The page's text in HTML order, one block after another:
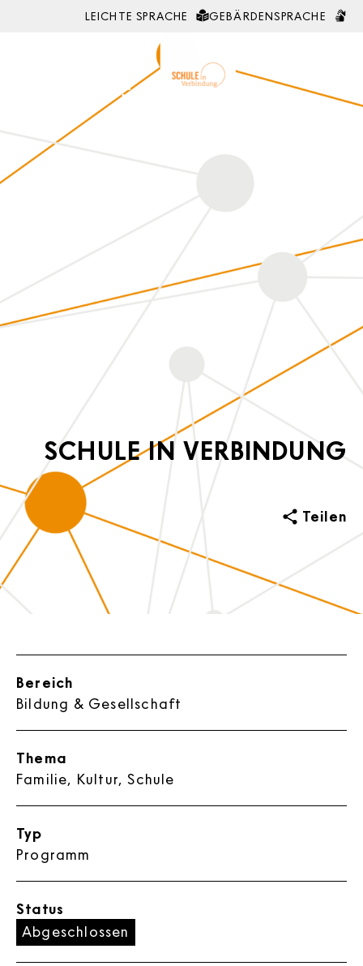
Zum Inhalt springen
LEICHTE SPRACHE GEBÄRDENSPRACHE
SCHULE IN VERBINDUNG
Teilen
Bereich
Bildung & Gesellschaft
Thema
Familie, Kultur, Schule
Typ
Programm
Status
Abgeschlossen